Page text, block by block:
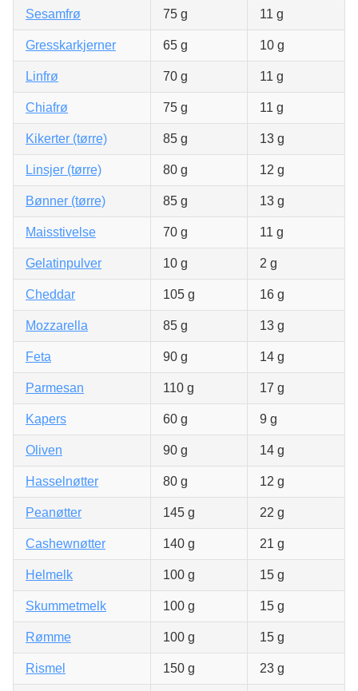
Sesamfrø 75 g 11 g
Gresskarkjerner 65 g 10 g
Linfrø 70 g 11 g
Chiafrø 75 g 11 g
Kikerter (tørre) 85 g 13 g
Linsjer (tørre) 80 g 12 g
Bønner (tørre) 85 g 13 g
Maisstivelse 70 g 11 g
Gelatinpulver 10 g 2 g
Cheddar 105 g 16 g
Mozzarella 85 g 13 g
Feta 90 g 14 g
Parmesan 110 g 17 g
Kapers 60 g 9 g
Oliven 90 g 14 g
Hasselnøtter 80 g 12 g
Peanøtter 145 g 22 g
Cashewnøtter 140 g 21 g
Helmelk 100 g 15 g
Skummetmelk 100 g 15 g
Rømme 100 g 15 g
Rismel 150 g 23 g